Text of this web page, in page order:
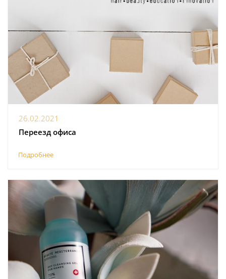
26.02.2021
Переезд офиса
Подробнее